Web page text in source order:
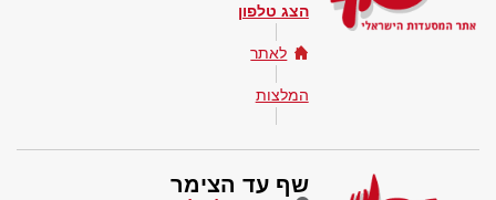
הצג טלפון
לאתר
המלצות
שף עד הצימר